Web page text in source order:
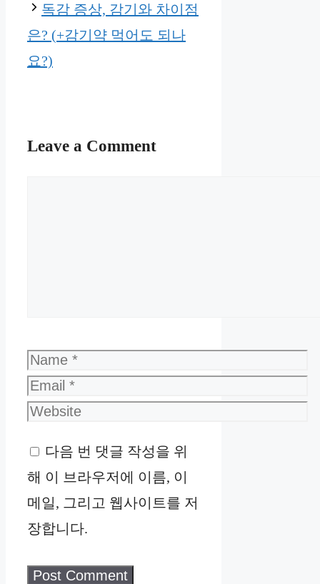
독감 증상, 감기와 차이점
은? (+감기약 먹어도 되나
요?)
Leave a Comment
Name
Email
Website
다음 번 댓글 작성을 위
해 이 브라우저에 이름, 이
메일, 그리고 웹사이트를 저
장합니다.